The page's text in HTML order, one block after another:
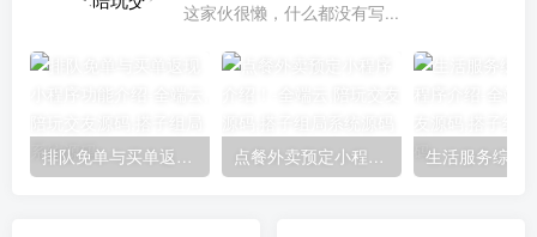
这家伙很懒，什么都没有写...
排队免单与买单返现小程序功能介绍 点餐外卖预定小程序介绍！